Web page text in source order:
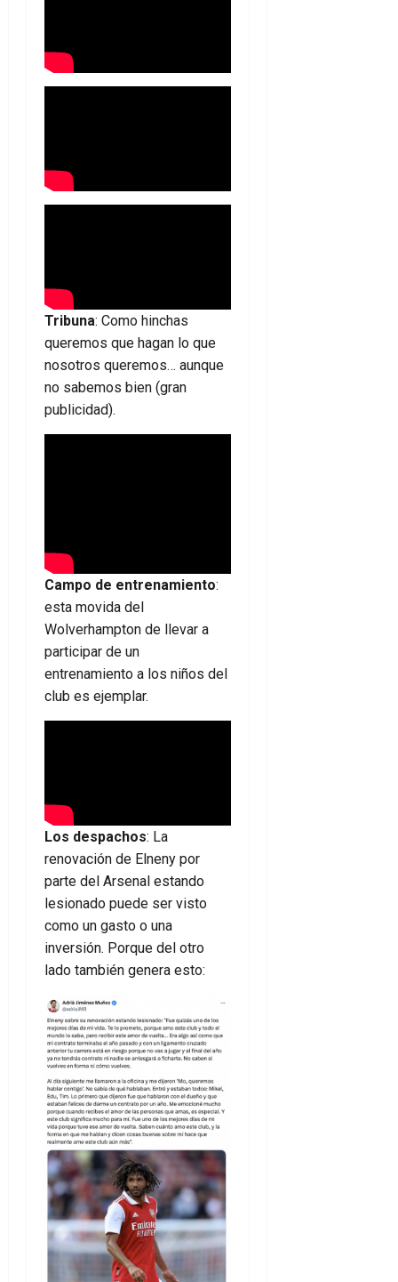
Tribuna: Como hinchas
queremos que hagan lo que
nosotros queremos… aunque
no sabemos bien (gran
publicidad).
Campo de entrenamiento:
esta movida del
Wolverhampton de llevar a
participar de un
entrenamiento a los niños del
club es ejemplar.
Los despachos: La
renovación de Elneny por
parte del Arsenal estando
lesionado puede ser visto
como un gasto o una
inversión. Porque del otro
lado también genera esto: